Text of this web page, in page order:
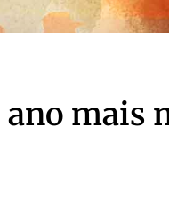
mais